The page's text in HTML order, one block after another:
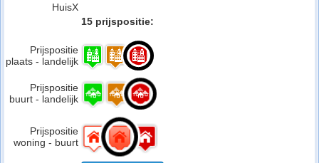
HuisX
15 prijspositie:
Prijspositie
plaats - landelijk
Prijspositie
buurt - landelijk
Prijspositie
woning - buurt